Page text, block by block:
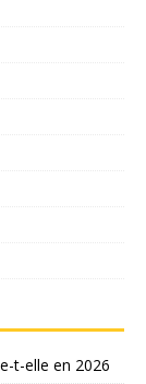
t-elle en 2026